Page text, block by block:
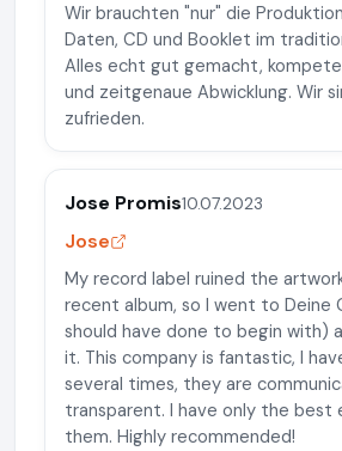
Wir brauchten "nur" die
Daten, CD und Booklet im
Alles echt gut gemacht,
und zeitgenaue Abwicklung. Wir
zufrieden.
Jose Promis10.07.2023
Jose
My record label ruined the
recent album, so I went to Deine
should have done to begin with)
it. This company is fantastic, I
several times, they are
transparent. I have only the best
them. Highly recommended!